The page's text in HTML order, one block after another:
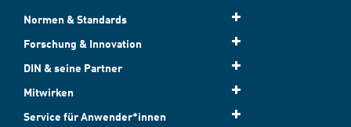
Normen & Standards
Forschung & Innovation
DIN & seine Partner
Mitwirken
Service für Anwender*innen